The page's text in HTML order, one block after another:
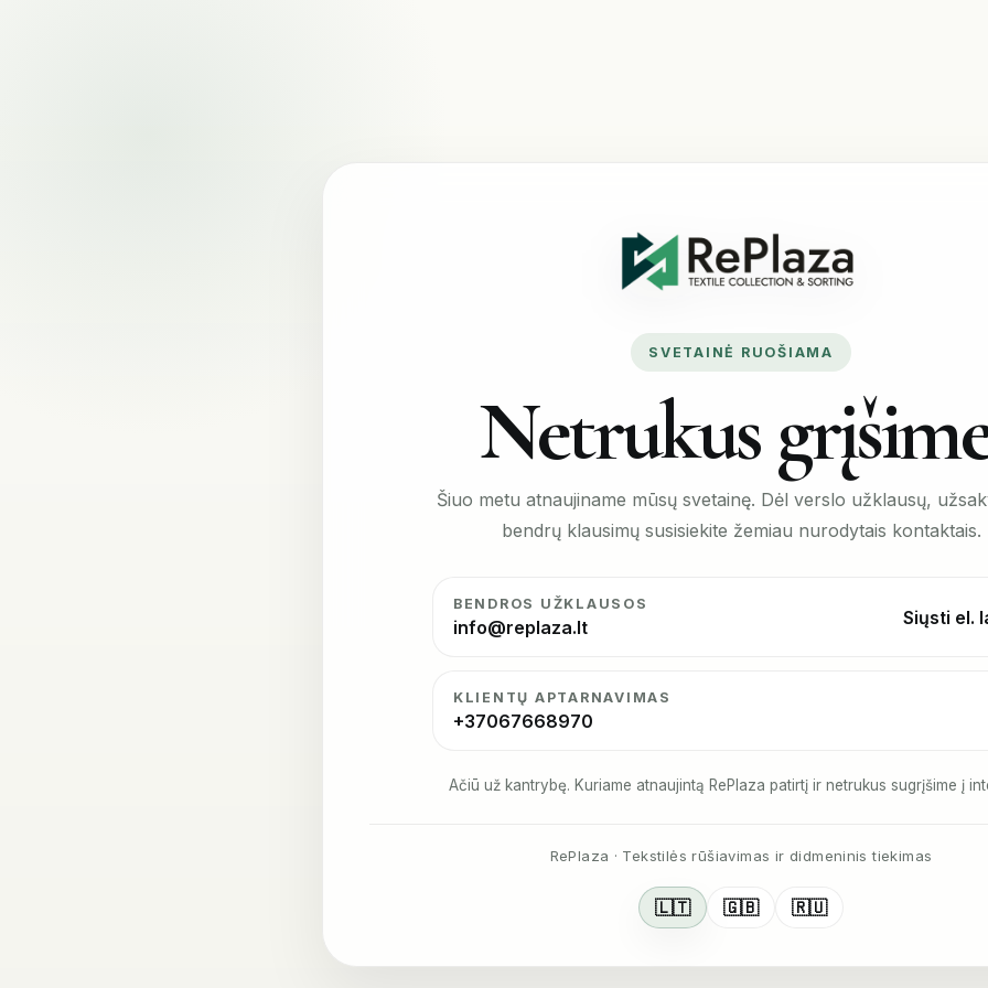
SVETAINĖ RUOŠIAMA
Netrukus
Šiuo metu atnaujiname mūsų svetainę. Dėl verslo užklausų,
bendrų klausimų susisiekite žemiau nurodytais kontaktais.
BENDROS UŽKLAUSOS
info@replaza.lt Siųsti el.
KLIENTŲ APTARNAVIMAS
+37067668970
Ačiū už kantrybę. Kuriame atnaujintą RePlaza patirtį ir netrukus sugrįšime į
RePlaza · Tekstilės rūšiavimas ir didmeninis tiekimas
🇱🇹 🇬🇧 🇷🇺